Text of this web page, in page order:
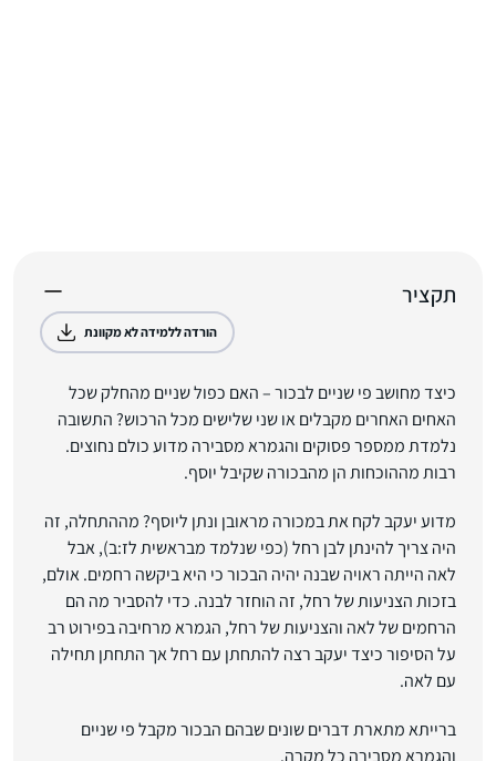
תקציר
הורדה ללמידה לא מקוונת
כיצד מחושב פי שניים לבכור – האם כפול שניים מהחלק שכל
האחים האחרים מקבלים או שני שלישים מכל הרכוש? התשובה
נלמדת ממספר פסוקים והגמרא מסבירה מדוע כולם נחוצים.
רבות מההוכחות הן מהבכורה שקיבל יוסף.
מדוע יעקב לקח את במכורה מראובן ונתן ליוסף? מההתחלה, זה
היה צריך להינתן לבן רחל (כפי שנלמד מבראשית לז:ב), אבל
לאה הייתה ראויה שבנה יהיה הבכור כי היא ביקשה רחמים. אולם,
בזכות הצניעות של רחל, זה הוחזר לבנה. כדי להסביר מה הם
הרחמים של לאה והצניעות של רחל, הגמרא מרחיבה בפירוט רב
על הסיפור כיצד יעקב רצה להתחתן עם רחל אך התחתן תחילה
עם לאה.
ברייתא מתארת דברים שונים שבהם הבכור מקבל פי שניים
והגמרא מסבירה כל מקרה.